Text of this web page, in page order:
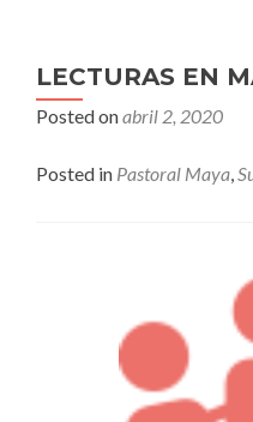
LECTURAS EN
Posted onabril 2, 2020
Posted in Pastoral Maya,